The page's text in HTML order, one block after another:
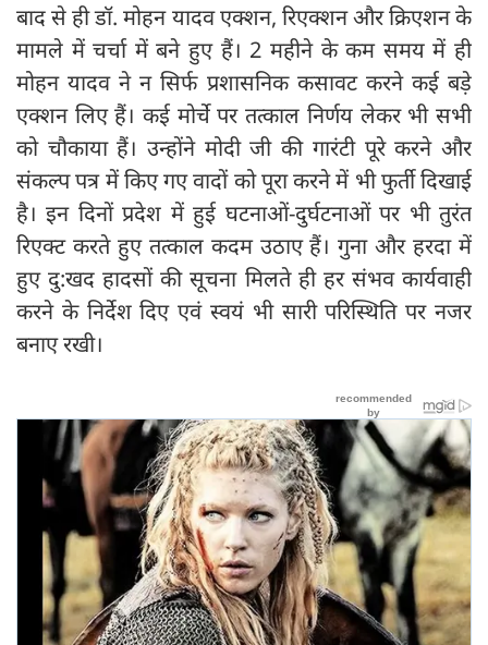
बाद से ही डॉ. मोहन यादव एक्शन, रिएक्शन और क्रिएशन के
मामले में चर्चा में बने हुए हैं। 2 महीने के कम समय में ही
मोहन यादव ने न सिर्फ प्रशासनिक कसावट करने कई बड़े
एक्शन लिए हैं। कई मोर्चे पर तत्काल निर्णय लेकर भी सभी
को चौकाया हैं। उन्होंने मोदी जी की गारंटी पूरे करने और
संकल्प पत्र में किए गए वादों को पूरा करने में भी फुर्ती दिखाई
है। इन दिनों प्रदेश में हुई घटनाओं-दुर्घटनाओं पर भी तुरंत
रिएक्ट करते हुए तत्काल कदम उठाए हैं। गुना और हरदा में
हुए दु:खद हादसों की सूचना मिलते ही हर संभव कार्यवाही
करने के निर्देश दिए एवं स्वयं भी सारी परिस्थिति पर नजर
बनाए रखी।